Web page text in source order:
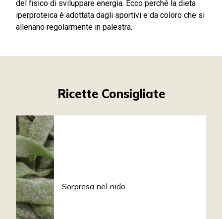
del fisico di sviluppare energia. Ecco perché la dieta
iperproteica è adottata dagli sportivi e da coloro che si
allenano regolarmente in palestra.
Ricette Consigliate
Sorpresa nel nido